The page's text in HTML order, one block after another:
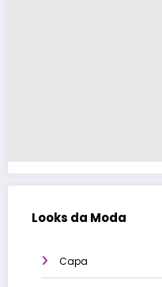
Looks da Moda
Capa